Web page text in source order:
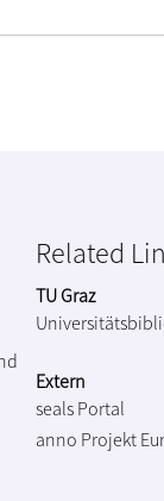
Related
TU Graz
Extern
seals Portal
anno Projekt